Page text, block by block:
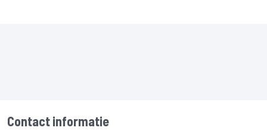
Contact informatie